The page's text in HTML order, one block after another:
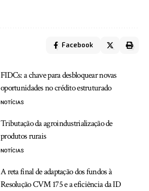
Facebook
FIDCs: a chave para desbloquear novas
oportunidades no crédito estruturado
NOTÍCIAS
Tributação da agroindustrialização de
produtos rurais
NOTÍCIAS
A reta final de adaptação dos fundos à
Resolução CVM 175 e a eficiência da ID